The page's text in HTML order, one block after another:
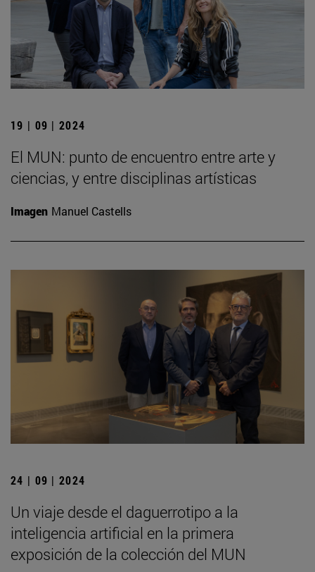
19 | 09 | 2024
El MUN: punto de encuentro entre arte y
ciencias, y entre disciplinas artísticas
Imagen Manuel Castells
24 | 09 | 2024
Un viaje desde el daguerrotipo a la
inteligencia artificial en la primera
exposición de la colección del MUN